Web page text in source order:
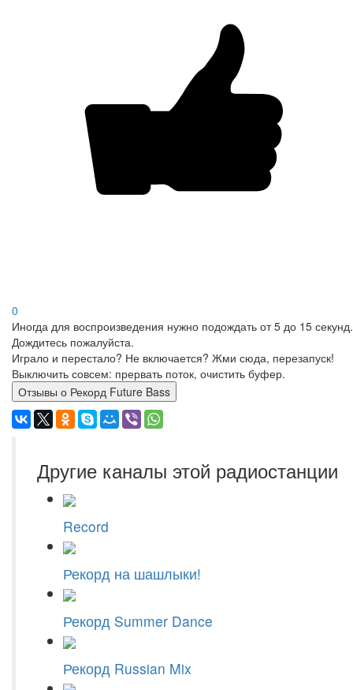
0
Иногда для воспроизведения нужно подождать от 5 до 15 секунд.
Дождитесь пожалуйста.
Играло и перестало? Не включается? Жми сюда, перезапуск!
Выключить совсем: прервать поток, очистить буфер.
Отзывы о Рекорд Future Bass
Другие каналы этой радиостанции
Record
Рекорд на шашлыки!
Рекорд Summer Dance
Рекорд Russian Mix